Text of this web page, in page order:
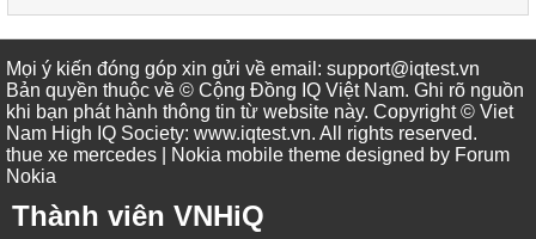
Mọi ý kiến đóng góp xin gửi về email: support@iqtest.vn
Bản quyền thuộc về © Cộng Đồng IQ Việt Nam. Ghi rõ nguồn
khi bạn phát hành thông tin từ website này. Copyright © Viet
Nam High IQ Society: www.iqtest.vn. All rights reserved.
thue xe mercedes | Nokia mobile theme designed by Forum
Nokia
Thành viên VNHiQ